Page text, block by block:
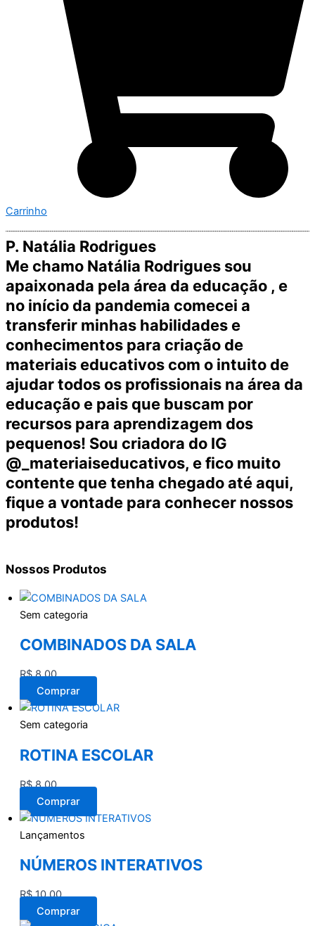
Carrinho
P. Natália Rodrigues
Me chamo Natália Rodrigues sou
apaixonada pela área da educação , e
no início da pandemia comecei a
transferir minhas habilidades e
conhecimentos para criação de
materiais educativos com o intuito de
ajudar todos os profissionais na área da
educação e pais que buscam por
recursos para aprendizagem dos
pequenos! Sou criadora do IG
@_materiaiseducativos, e fico muito
contente que tenha chegado até aqui,
fique a vontade para conhecer nossos
produtos!
Nossos Produtos
Sem categoria
COMBINADOS DA SALA
R$8,00
Comprar
Sem categoria
ROTINA ESCOLAR
R$8,00
Comprar
Lançamentos
NÚMEROS INTERATIVOS
R$10,00
Comprar